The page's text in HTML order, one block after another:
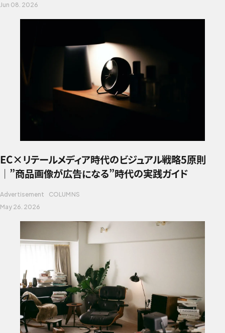
Jun 08. 2026
EC×リテールメディア時代のビジュアル戦略5原則
｜”商品画像が広告になる”時代の実践ガイド
Advertisement
COLUMNS
May 26. 2026